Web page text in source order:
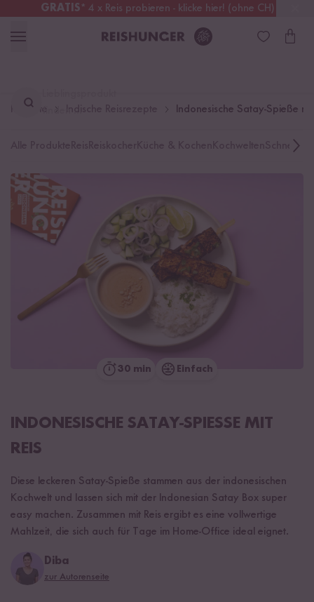
GRATIS* 4 x Reis probieren - klicke hier! (ohne CH)
Österreich Kostenloser Versand
finden ...
Rezepte Indonesische Satay-Spieße
Schnelle
30 min Einfach
INDONESISCHE SATAY-SPIESSE MIT R
EIS
Diese leckeren Satay-Spieße stammen aus der indonesischen
Kochwelt und lassen sich mit der Indonesian Satay Box super
easy machen. Zusammen mit Reis ergibt es eine vollwertige
Mahlzeit, die sich auch für Tage im Home-Office ideal eignet.
Diba
zur Autorenseite